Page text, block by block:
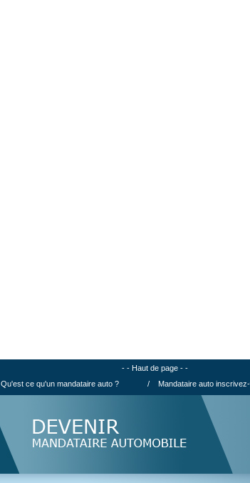
- - Haut de page - -
Qu'est ce qu'un mandataire auto ? / Mandataire auto